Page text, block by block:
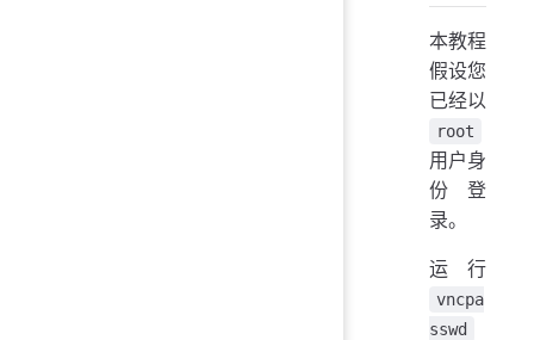
本教程
假设您
已经以
root
用户身
份登
录。
运行
vncpa
sswd